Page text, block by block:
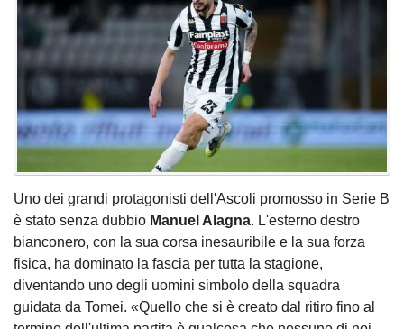
Uno dei grandi protagonisti dell'Ascoli promosso in Serie B
è stato senza dubbio Manuel Alagna. L'esterno destro
bianconero, con la sua corsa inesauribile e la sua forza
fisica, ha dominato la fascia per tutta la stagione,
diventando uno degli uomini simbolo della squadra
guidata da Tomei. «Quello che si è creato dal ritiro fino al